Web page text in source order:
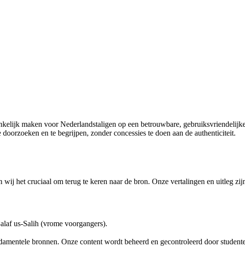
maken voor Nederlandstaligen op een betrouwbare,
en te begrijpen, zonder concessies te doen aan de authenticiteit.
het cruciaal om terug te keren naar de bron. Onze vertalingen en uitleg
us-Salih (vrome voorgangers).
bronnen. Onze content wordt beheerd en gecontroleerd door